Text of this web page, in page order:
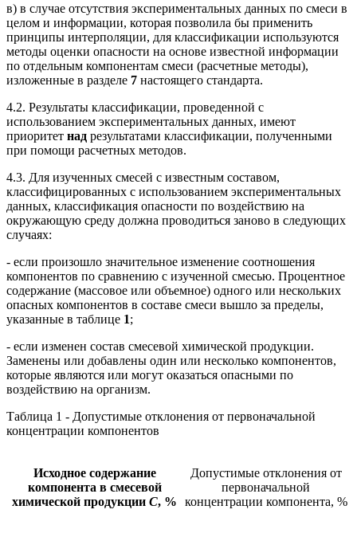
в) в случае отсутствия экспериментальных данных по смеси в
целом и информации, которая позволила бы применить
принципы интерполяции, для классификации используются
методы оценки опасности на основе известной информации
по отдельным компонентам смеси (расчетные методы),
изложенные в разделе 7 настоящего стандарта.
4.2. Результаты классификации, проведенной с
использованием экспериментальных данных, имеют
приоритет над результатами классификации, полученными
при помощи расчетных методов.
4.3. Для изученных смесей с известным составом,
классифицированных с использованием экспериментальных
данных, классификация опасности по воздействию на
окружающую среду должна проводиться заново в следующих
случаях:
- если произошло значительное изменение соотношения
компонентов по сравнению с изученной смесью. Процентное
содержание (массовое или объемное) одного или нескольких
опасных компонентов в составе смеси вышло за пределы,
указанные в таблице 1;
- если изменен состав смесевой химической продукции.
Заменены или добавлены один или несколько компонентов,
которые являются или могут оказаться опасными по
воздействию на организм.
Таблица 1 - Допустимые отклонения от первоначальной
концентрации компонентов
Исходное содержание
компонента в смесевой
химической продукции С, %
Допустимые отклонения от
первоначальной
концентрации компонента, %